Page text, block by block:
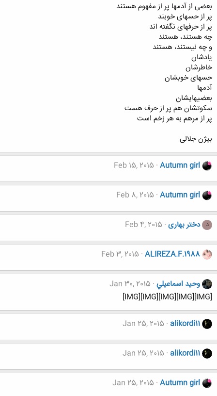
ﺑﻌﻀﯽ ﺍﺯ ﺁﺩمها ﭘﺮ ﺍﺯ ﻣﻔﻬﻮﻡ ﻫﺴﺘﻨﺪ
ﭘﺮ ﺍﺯ حسهاﯼ ﺧﻮﺑﻨﺪ
ﭘﺮ ﺍﺯ ﺣﺮفهاﯼ ﻧﮕﻔﺘﻪ ﺍﻧﺪ
ﭼﻪ ﻫﺴﺘﻨﺪ، ﻫﺴﺘﻨﺪ
ﻭ ﭼﻪ ﻧﯿﺴﺘﻨﺪ، ﻫﺴﺘﻨﺪ
ﯾﺎﺩﺷﺎﻥ
ﺧﺎﻃﺮﺷﺎﻥ
حسهاﯼ ﺧﻮﺑﺸﺎﻥ
ﺁﺩمها
بعضیهاﯾﺸﺎﻥ
ﺳﮑﻮﺗﺸﺎﻥ ﻫﻢ ﭘﺮ ﺍﺯ ﺣﺮﻑ ﻫﺴﺖ
ﭘﺮ ﺍﺯ ﻣﺮﻫﻢ ﺑﻪ ﻫﺮ ﺯﺧﻢ است
ﺑﯿﮋﻥ ﺟﻼﻟﯽ
Autumn girl
Feb 15, 2015
Autumn girl
Feb 8, 2015
د دختر بهاری Feb 4, 2015
ALIREZA.F.1988
Feb 3, 2015
وحيد اسماعيلي Jan 30, 2015
[IMG][IMG][IMG][IMG][IMG]
alikordi11
Jan 25, 2015
alikordi11
Jan 25, 2015
Autumn girl
Jan 25, 2015